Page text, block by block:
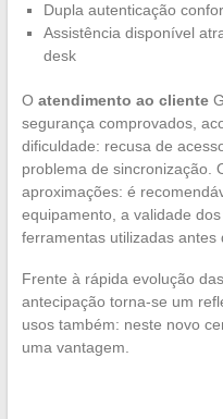
Dupla autenticação
Assistência disponível
desk
O atendimento ao cliente
segurança comprovados,
dificuldade: recusa de
problema de sincronização.
aproximações: é
equipamento, a validade
ferramentas utilizadas antes
Frente à rápida evolução
antecipação torna-se um
usos também: neste novo
uma vantagem.